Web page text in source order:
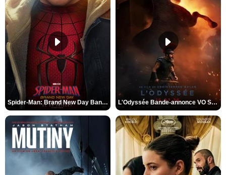
Spider-Man: Brand New Day Bande-annonce VO STFR L'Odyssée Bande-annonce VO STFR